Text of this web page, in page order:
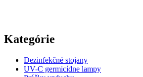
Kategórie
Dezinfekčné stojany
UV-C germicídne lampy